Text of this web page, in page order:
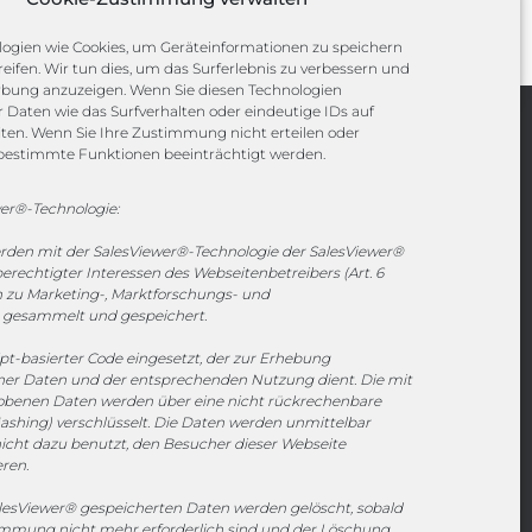
wie Cookies, um Geräteinformationen zu speichern
Wir tun dies, um das Surferlebnis zu verbessern und
anzuzeigen. Wenn Sie diesen Technologien
wie das Surfverhalten oder eindeutige IDs auf
Wenn Sie Ihre Zustimmung nicht erteilen oder
Funktionen beeinträchtigt werden.
Technologie:
mit der SalesViewer®-Technologie der SalesViewer®
Interessen des Webseitenbetreibers (Art. 6
zu Marketing-, Marktforschungs- und
und gespeichert.
basierter Code eingesetzt, der zur Erhebung
Daten und der entsprechenden Nutzung dient. Die mit
Daten werden über eine nicht rückrechenbare
verschlüsselt. Die Daten werden unmittelbar
dazu benutzt, den Besucher dieser Webseite
gespeicherten Daten werden gelöscht, sobald
Channels
+49 2173 265 06 0
Mo. - Do. 08:00 - 17:00 Uhr
Sponsoring